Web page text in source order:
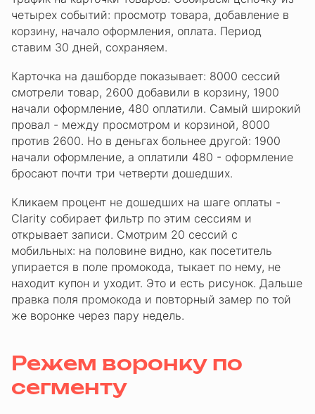
четырех событий: просмотр товара, добавление в
корзину, начало оформления, оплата. Период
ставим 30 дней, сохраняем.
Карточка на дашборде показывает: 8000 сессий
смотрели товар, 2600 добавили в корзину, 1900
начали оформление, 480 оплатили. Самый широкий
провал - между просмотром и корзиной, 8000
против 2600. Но в деньгах больнее другой: 1900
начали оформление, а оплатили 480 - оформление
бросают почти три четверти дошедших.
Кликаем процент не дошедших на шаге оплаты -
Clarity собирает фильтр по этим сессиям и
открывает записи. Смотрим 20 сессий с
мобильных: на половине видно, как посетитель
упирается в поле промокода, тыкает по нему, не
находит купон и уходит. Это и есть рисунок. Дальше
правка поля промокода и повторный замер по той
же воронке через пару недель.
Режем воронку по
сегменту